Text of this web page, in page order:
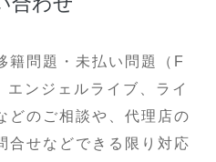
籍問題・未払い問題（F
ンジェルライブ、ライ
どのご相談や、代理店の
合せなどできる限り対応